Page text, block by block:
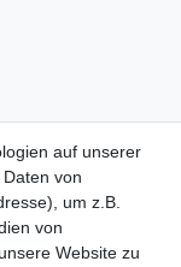
auf unserer
von
um z.B.
von
Website zu